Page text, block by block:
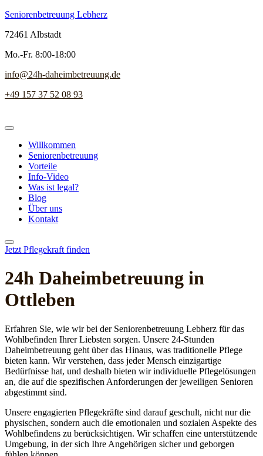
Seniorenbetreuung Lebherz
72461 Albstadt
Mo.-Fr. 8:00-18:00
info@24h-daheimbetreuung.de
+49 157 37 52 08 93
Willkommen
Seniorenbetreuung
Vorteile
Info-Video
Was ist legal?
Blog
Über uns
Kontakt
Jetzt Pflegekraft finden
24h Daheim­betreuung in
Ottleben
Erfahren Sie, wie wir bei der Seniorenbetreuung Lebherz für das
Wohlbefinden Ihrer Liebsten sorgen. Unsere 24-Stunden
Daheimbetreuung geht über das Hinaus, was traditionelle Pflege
bieten kann. Wir verstehen, dass jeder Mensch einzigartige
Bedürfnisse hat, und deshalb bieten wir individuelle Pflegelösungen
an, die auf die spezifischen Anforderungen der jeweiligen Senioren
abgestimmt sind.
Unsere engagierten Pflegekräfte sind darauf geschult, nicht nur die
physischen, sondern auch die emotionalen und sozialen Aspekte des
Wohlbefindens zu berücksichtigen. Wir schaffen eine unterstützende
Umgebung, in der sich Ihre Angehörigen sicher und geborgen